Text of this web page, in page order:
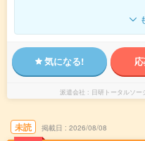
気になる!
派遣会社 日研トータルソ
未読 掲載日 2026/08/08